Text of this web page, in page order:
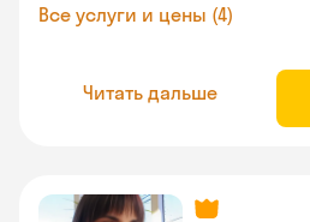
Все услуги и цены (4)
Читать дальше